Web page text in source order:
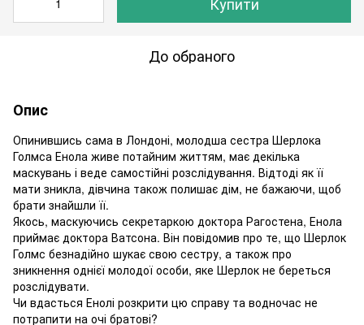
До обраного
Опис
Опинившись сама в Лондоні, молодша сестра Шерлока
Голмса Енола живе потайним життям, має декілька
маскувань і веде самостійні розслідування. Відтоді як її
мати зникла, дівчина також полишає дім, не бажаючи, щоб
брати знайшли її.
Якось, маскуючись секретаркою доктора Рагостена, Енола
приймає доктора Ватсона. Він повідомив про те, що Шерлок
Голмс безнадійно шукає свою сестру, а також про
зникнення однієї молодої особи, яке Шерлок не береться
розслідувати.
Чи вдасться Енолі розкрити цю справу та водночас не
потрапити на очі братові?